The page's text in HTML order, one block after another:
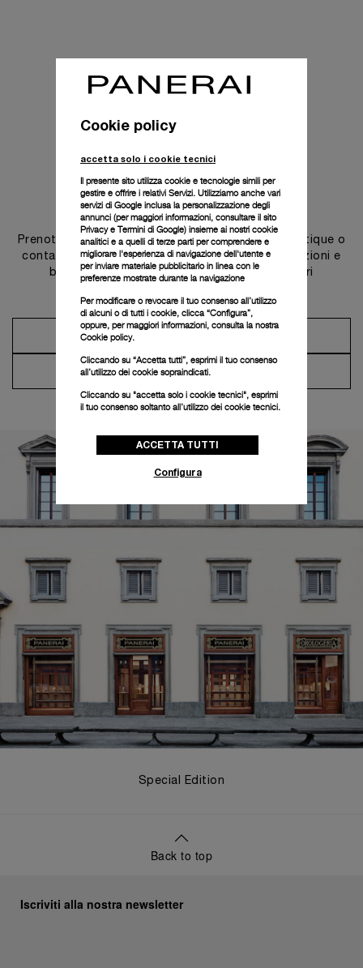
Contattaci
Prenota un appuntamento in una delle nostre boutique o
contatta il nostro concierge per scoprire le collezioni e
beneficiare dei consigli e dei servizi dei nostri
Prendi un appuntamento
Contatta il concierge
Special Edition
Back to top
Iscriviti alla nostra newsletter
Cookie policy
accetta solo i cookie tecnici
Il presente sito utilizza cookie e tecnologie simili per
gestire e offrire i relativi Servizi. Utilizziamo anche vari
servizi di Google inclusa la personalizzazione degli
annunci (per maggiori informazioni, consultare il sito
Privacy e Termini di Google) insieme ai nostri cookie
analitici e a quelli di terze parti per comprendere e
migliorare l'esperienza di navigazione dell'utente e
per inviare materiale pubblicitario in linea con le
preferenze mostrate durante la navigazione
Per modificare o revocare il tuo consenso all’utilizzo
di alcuni o di tutti i cookie, clicca “Configura”,
oppure, per maggiori informazioni, consulta la nostra
Cookie policy.
Cliccando su “Accetta tutti”, esprimi il tuo consenso
all’utilizzo dei cookie sopraindicati.
Cliccando su "accetta solo i cookie tecnici", esprimi
il tuo consenso soltanto all’utilizzo dei cookie tecnici.
ACCETTA TUTTI
Configura